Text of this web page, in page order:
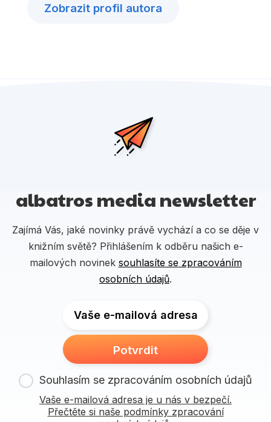
Zobrazit profil autora
albatros media newsletter
Zajímá Vás, jaké novinky právě vychází a co se děje v
knižním světě? Přihlášením k odběru našich e-
mailových novinek souhlasíte se zpracováním
osobních údajů.
Vaše e-mailová adresa
Potvrdit
Souhlasím se zpracováním osobních údajů
Vaše e-mailová adresa je u nás v bezpečí.
Přečtěte si naše podmínky zpracování